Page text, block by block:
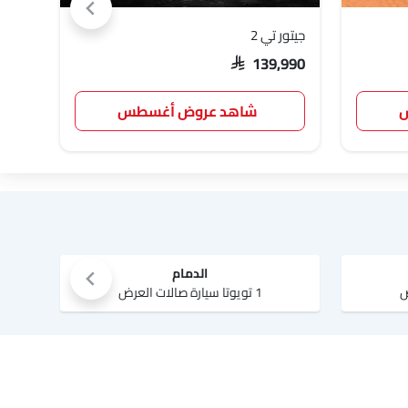
جيتور تي 2
SAR 139,990
شاهد عروض أغسطس
الدمام
1 تويوتا سيارة صالات العرض